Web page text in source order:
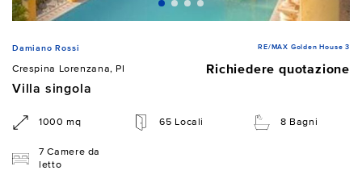
Damiano Rossi RE/MAX Golden House 3
Crespina Lorenzana, PI
Richiedere quotazione
Villa singola
1000 mq 65 Locali 8 Bagni
7 Camere da
letto